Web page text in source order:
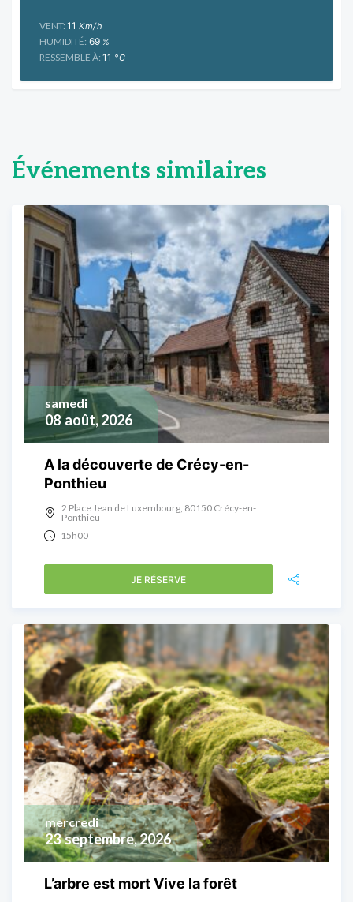
VENT: 11 Km/h
HUMIDITÉ: 69 %
RESSEMBLE À: 11 °C
Événements similaires
08 août, 2026
samedi
A la découverte de Crécy-en-
Ponthieu
2 Place Jean de Luxembourg, 80150 Crécy-en-
Ponthieu
15h00
JE RÉSERVE
23 septembre, 2026
mercredi
L’arbre est mort Vive la forêt